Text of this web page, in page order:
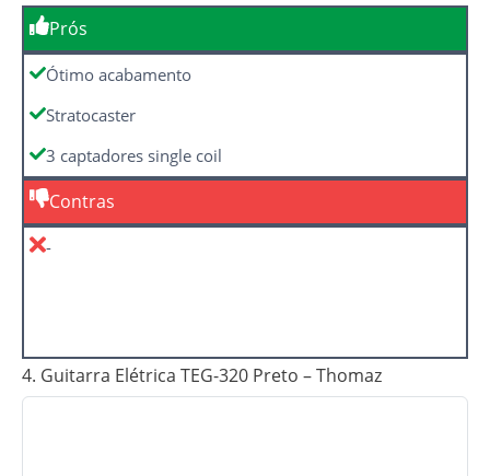
Prós
Ótimo acabamento
Stratocaster
3 captadores single coil
Contras
-
4. Guitarra Elétrica TEG-320 Preto – Thomaz